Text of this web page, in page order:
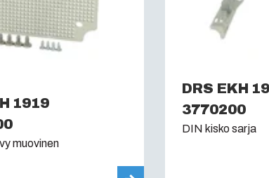
1919
muovinen
DRS EKH
3770200
DIN kisko sarja